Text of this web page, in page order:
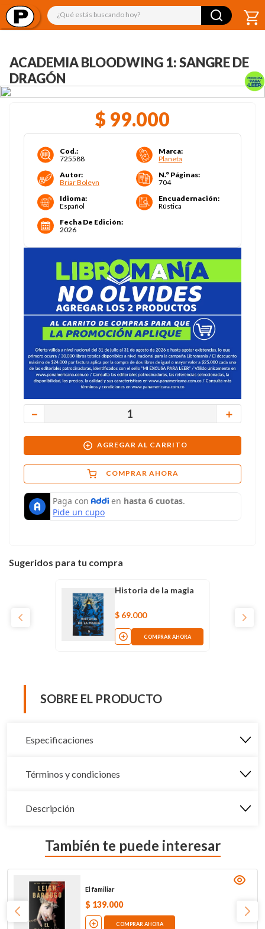
¿Qué estás buscando hoy?
ACADEMIA BLOODWING 1: SANGRE DE
DRAGÓN
$ 99.000
Cod.:
725588
Marca:
Planeta
Autor:
Briar Boleyn
N.° Páginas:
704
Idioma:
Español
Encuadernación:
Rústica
Fecha De Edición:
2026
＋
－
AGREGAR AL CARRITO
COMPRAR AHORA
Sugeridos para tu compra
Historia de la magia
$ 69.000
COMPRAR AHORA
SOBRE EL PRODUCTO
Especificaciones
Términos y condiciones
Descripción
También te puede interesar
El familiar
$ 139.000
COMPRAR AHORA